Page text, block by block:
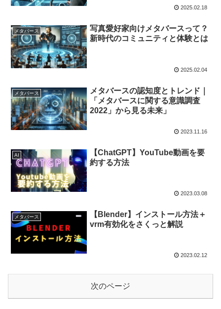
2025.02.18
メタバース
写真愛好家向けメタバースって？
新時代のコミュニティと体験とは
2025.02.04
メタバース
メタバースの認知度とトレンド｜
「メタバースに関する意識調査
2022」から見る未来」
2023.11.16
AI
【ChatGPT】YouTube動画を要
約する方法
2023.03.08
メタバース
【Blender】インストール方法＋
vrm有効化をさくっと解説
2023.02.12
次のページ